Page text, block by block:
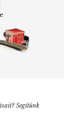
Segítünk